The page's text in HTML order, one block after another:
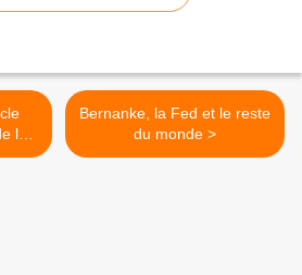
la
Bernanke, la Fed et le reste
du monde >